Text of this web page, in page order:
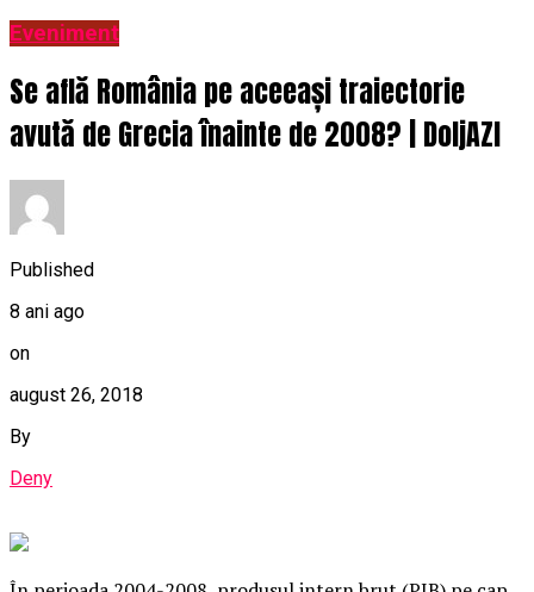
Eveniment
Se află România pe aceeași traiectorie
avută de Grecia înainte de 2008? | DoljAZI
Published
8 ani ago
on
august 26, 2018
By
Deny